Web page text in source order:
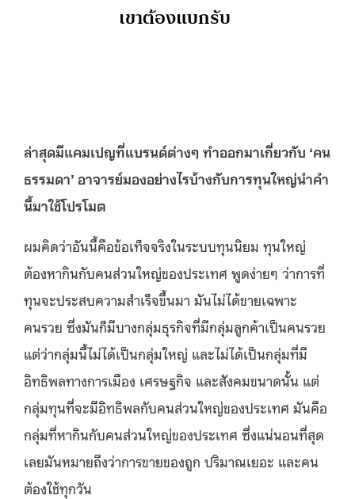
เขาต้องแบกรับ
ล่าสุดมีแคมเปญที่แบรนด์ต่างๆ ทำออกมาเกี่ยวกับ ‘คน
ธรรมดา’ อาจารย์มองอย่างไรบ้างกับการทุนใหญ่นำคำ
นี้มาใช้โปรโมต
ผมคิดว่าอันนี้คือข้อเท็จจริงในระบบทุนนิยม ทุนใหญ่
ต้องหากินกับคนส่วนใหญ่ของประเทศ พูดง่ายๆ ว่าการที่
ทุนจะประสบความสําเร็จขึ้นมา มันไม่ได้ขายเฉพาะ
คนรวย ซึ่งมันก็มีบางกลุ่มธุรกิจที่มีกลุ่มลูกค้าเป็นคนรวย
แต่ว่ากลุ่มนี้ไม่ได้เป็นกลุ่มใหญ่ และไม่ได้เป็นกลุ่มที่มี
อิทธิพลทางการเมือง เศรษฐกิจ และสังคมขนาดนั้น แต่
กลุ่มทุนที่จะมีอิทธิพลกับคนส่วนใหญ่ของประเทศ มันคือ
กลุ่มที่หากินกับคนส่วนใหญ่ของประเทศ ซึ่งแน่นอนที่สุด
เลยมันหมายถึงว่าการขายของถูก ปริมาณเยอะ และคน
ต้องใช้ทุกวัน